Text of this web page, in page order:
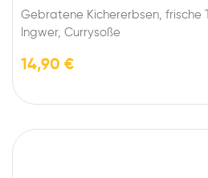
Gebratene Kichererbsen, frische
Ingwer, Currysoße
14,90 €